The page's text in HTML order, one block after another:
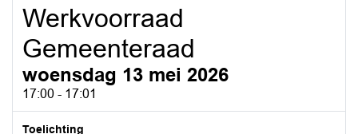
Werkvoorraad
Gemeenteraad
woensdag 13 mei 2026
17:00 - 17:01
Toelichting